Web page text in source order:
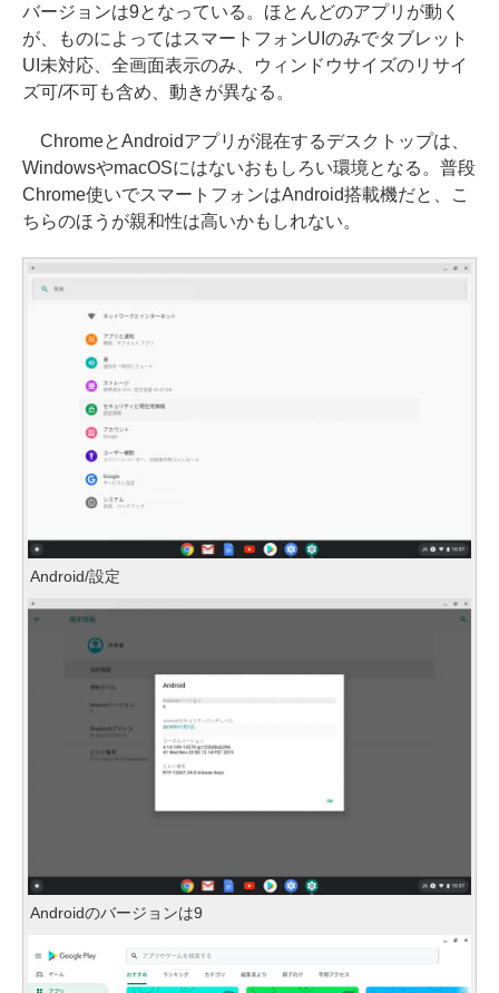
バージョンは9となっている。ほとんどのアプリが動く
が、ものによってはスマートフォンUIのみでタブレット
UI未対応、全画面表示のみ、ウィンドウサイズのリサイ
ズ可/不可も含め、動きが異なる。
ChromeとAndroidアプリが混在するデスクトップは、
WindowsやmacOSにはないおもしろい環境となる。普段
Chrome使いでスマートフォンはAndroid搭載機だと、こ
ちらのほうが親和性は高いかもしれない。
Android/設定
Androidのバージョンは9